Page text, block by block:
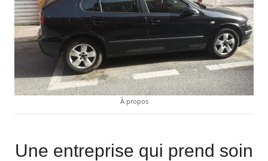
À propos
Une entreprise qui prend soin